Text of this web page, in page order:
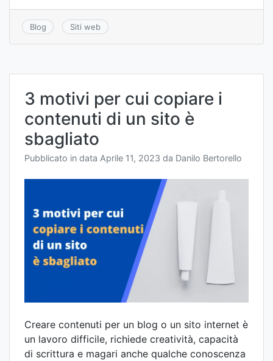
Blog Siti web
3 motivi per cui copiare i
contenuti di un sito è
sbagliato
Pubblicato in data Aprile 11, 2023 da Danilo Bertorello
Creare contenuti per un blog o un sito internet è
un lavoro difficile, richiede creatività, capacità
di scrittura e magari anche qualche conoscenza